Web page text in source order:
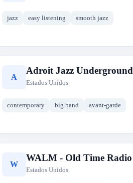
jazz easy listening smooth jazz
A
Adroit Jazz Underground
Estados Unidos
contemporary big band avant-garde
W
WALM - Old Time Radio
Estados Unidos